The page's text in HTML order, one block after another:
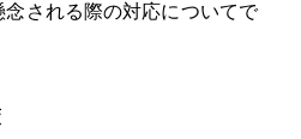
される際の対応についてで